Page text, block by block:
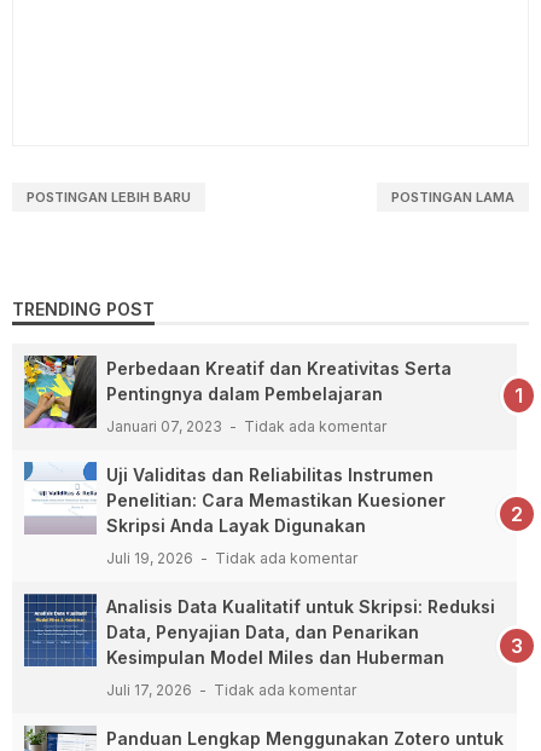
POSTINGAN LEBIH BARU POSTINGAN LAMA
TRENDING POST
Perbedaan Kreatif dan Kreativitas Serta
Pentingnya dalam Pembelajaran
Januari 07, 2023 Tidak ada komentar
Uji Validitas dan Reliabilitas Instrumen
Penelitian: Cara Memastikan Kuesioner
Skripsi Anda Layak Digunakan
Juli 19, 2026 Tidak ada komentar
Analisis Data Kualitatif untuk Skripsi: Reduksi
Data, Penyajian Data, dan Penarikan
Kesimpulan Model Miles dan Huberman
Juli 17, 2026 Tidak ada komentar
Panduan Lengkap Menggunakan Zotero untuk